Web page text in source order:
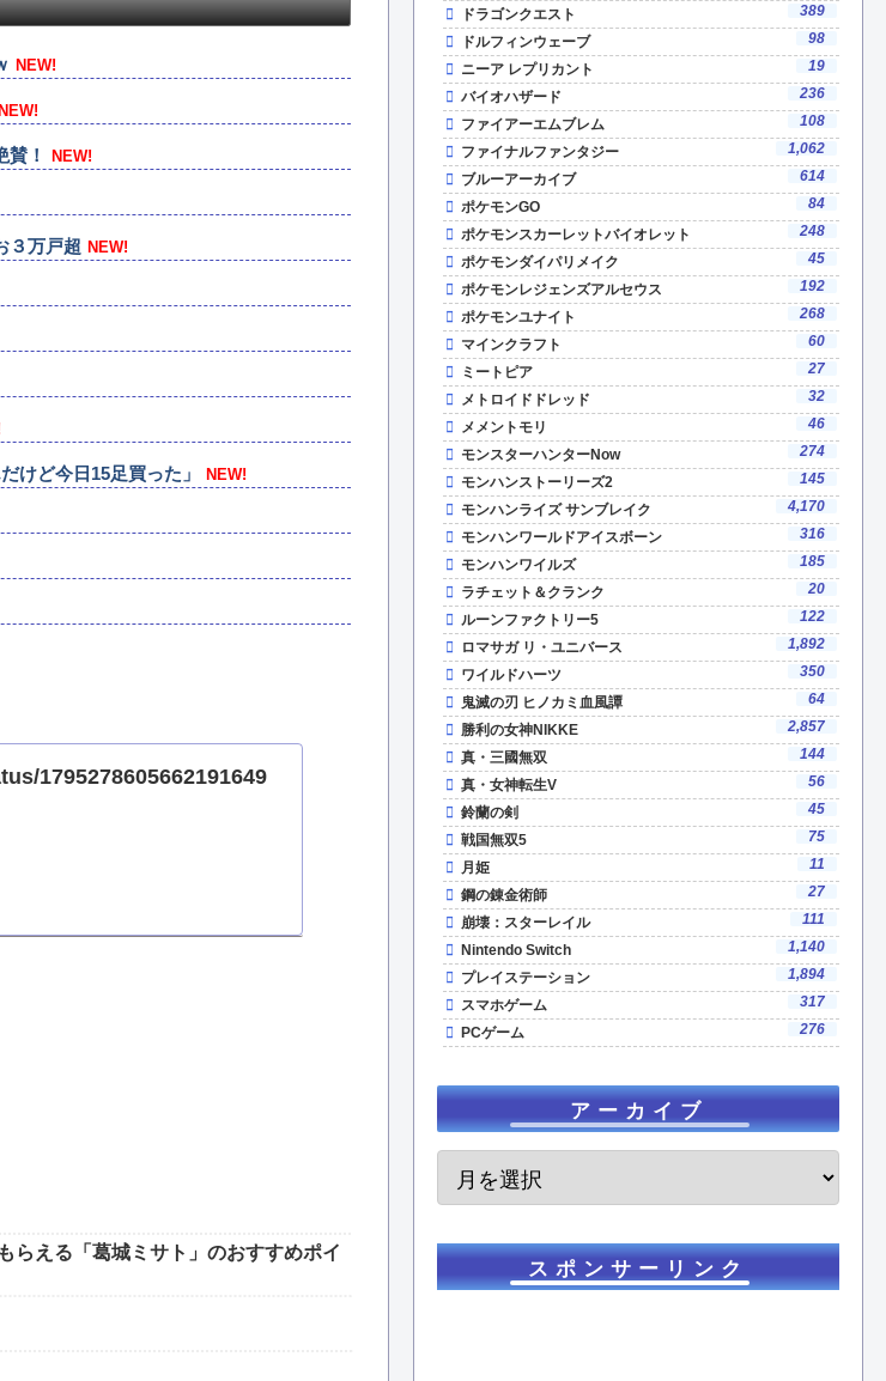
NEW!
NEW!
！ NEW!
３万戸超 NEW!
けど今日15足買った」 NEW!
1795278605662191649
らえる「葛城ミサト」のおすすめポイ
ドラゴンクエスト
389
ドルフィンウェーブ
98
ニーア レプリカント
19
バイオハザード
236
ファイアーエムブレム
108
ファイナルファンタジー
1,062
ブルーアーカイブ
614
ポケモンGO
84
ポケモンスカーレットバイオレット
248
ポケモンダイパリメイク
45
ポケモンレジェンズアルセウス
192
ポケモンユナイト
268
マインクラフト
60
ミートピア
27
メトロイドドレッド
32
メメントモリ
46
モンスターハンターNow
274
モンハンストーリーズ2
145
モンハンライズ サンブレイク
4,170
モンハンワールドアイスボーン
316
モンハンワイルズ
185
ラチェット＆クランク
20
ルーンファクトリー5
122
ロマサガ リ・ユニバース
1,892
ワイルドハーツ
350
鬼滅の刃 ヒノカミ血風譚
64
勝利の女神NIKKE
2,857
真・三國無双
144
真・女神転生V
56
鈴蘭の剣
45
戦国無双5
75
月姫
11
鋼の錬金術師
27
崩壊：スターレイル
111
Nintendo Switch
1,140
プレイステーション
1,894
スマホゲーム
317
PCゲーム
276
アーカイブ
スポンサーリンク